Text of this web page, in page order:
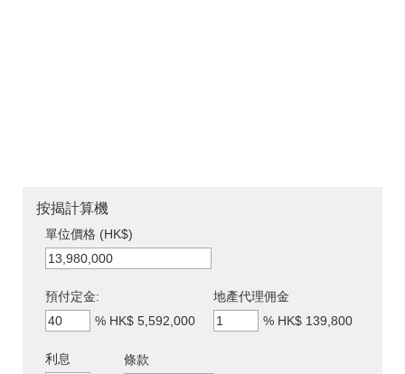
按揭計算機
單位價格 (HK$)
預付定金:
% HK$ 5,592,000
地產代理佣金
% HK$ 139,800
利息 條款